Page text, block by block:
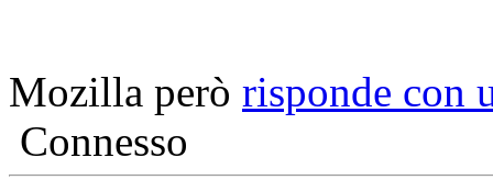
Mozilla però risponde con
Connesso